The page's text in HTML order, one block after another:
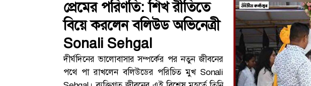
প্রেমের পরিণতি: শিখ রীতিতে
বিয়ে করলেন বলিউড অভিনেত্রী
Sonali Sehgal
দীর্ঘদিনের ভালোবাসার সম্পর্কের পর নতুন জীবনের
পথে পা রাখলেন বলিউডের পরিচিত মুখ Sonali